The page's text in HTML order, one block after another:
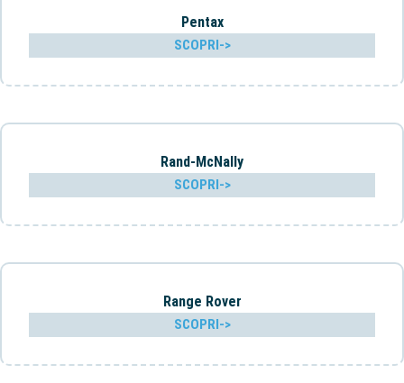
Pentax
SCOPRI->
Rand-McNally
SCOPRI->
Range Rover
SCOPRI->